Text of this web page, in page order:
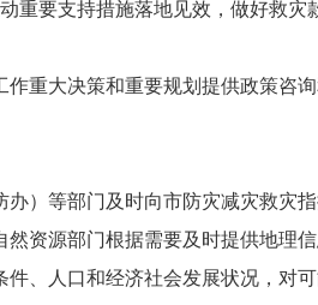
要支持措施落地见效，做好救灾
大决策和重要规划提供政策咨
等部门及时向市防灾减灾救灾
资源部门根据需要及时提供地理
、人口和经济社会发展状况，对